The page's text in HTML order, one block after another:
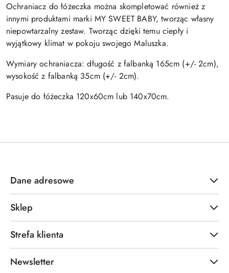
Ochraniacz do łóżeczka można skompletować również z
innymi produktami marki MY SWEET BABY, tworząc własny
niepowtarzalny zestaw. Tworząc dzięki temu ciepły i
wyjątkowy klimat w pokoju swojego Maluszka.
Wymiary ochraniacza: długość z falbanką 165cm (+/- 2cm),
wysokość z falbanką 35cm (+/- 2cm).
Pasuje do łóżeczka 120x60cm lub 140x70cm.
Dane adresowe
Sklep
Strefa klienta
Newsletter